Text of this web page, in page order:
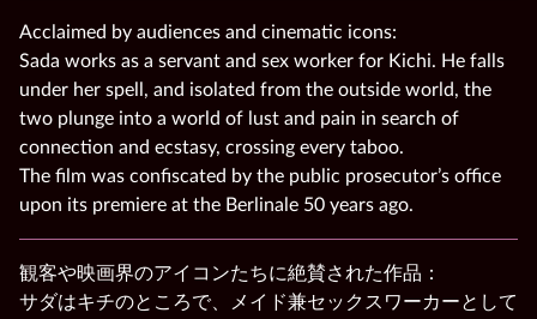
Acclaimed by audiences and cinematic icons:
Sada works as a servant and sex worker for Kichi. He falls
under her spell, and isolated from the outside world, the
two plunge into a world of lust and pain in search of
connection and ecstasy, crossing every taboo.
The film was confiscated by the public prosecutor’s office
upon its premiere at the Berlinale 50 years ago.
観客や映画界のアイコンたちに絶賛された作品：
サダはキチのところで、メイド兼セックスワーカーとして